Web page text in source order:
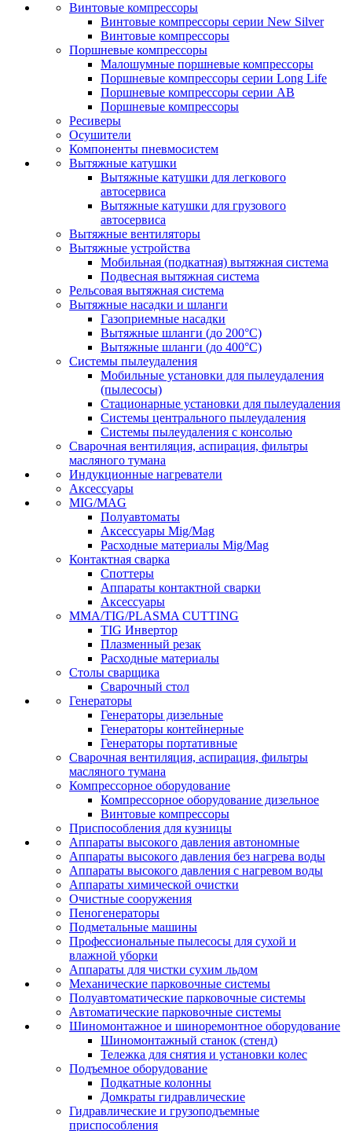
Винтовые компрессоры
Винтовые компрессоры серии New Silver
Винтовые компрессоры
Поршневые компрессоры
Малошумные поршневые компрессоры
Поршневые компрессоры серии Long Life
Поршневые компрессоры серии AB
Поршневые компрессоры
Ресиверы
Осушители
Компоненты пневмосистем
Вытяжные катушки
Вытяжные катушки для легкового
автосервиса
Вытяжные катушки для грузового
автосервиса
Вытяжные вентиляторы
Вытяжные устройства
Мобильная (подкатная) вытяжная система
Подвесная вытяжная система
Рельсовая вытяжная система
Вытяжные насадки и шланги
Газоприемные насадки
Вытяжные шланги (до 200°C)
Вытяжные шланги (до 400°C)
Системы пылеудаления
Мобильные установки для пылеудаления
(пылесосы)
Стационарные установки для пылеудаления
Системы центрального пылеудаления
Системы пылеудаления с консолью
Сварочная вентиляция, аспирация, фильтры
масляного тумана
Индукционные нагреватели
Аксессуары
MIG/MAG
Полуавтоматы
Аксессуары Mig/Mag
Расходные материалы Mig/Mag
Контактная сварка
Споттеры
Аппараты контактной сварки
Аксессуары
MMA/TIG/PLASMA CUTTING
TIG Инвертор
Плазменный резак
Расходные материалы
Столы сварщика
Сварочный стол
Генераторы
Генераторы дизельные
Генераторы контейнерные
Генераторы портативные
Сварочная вентиляция, аспирация, фильтры
масляного тумана
Компрессорное оборудование
Компрессорное оборудование дизельное
Винтовые компрессоры
Приспособления для кузницы
Аппараты высокого давления автономные
Аппараты высокого давления без нагрева воды
Аппараты высокого давления с нагревом воды
Аппараты химической очистки
Очистные сооружения
Пеногенераторы
Подметальные машины
Профессиональные пылесосы для сухой и
влажной уборки
Аппараты для чистки сухим льдом
Механические парковочные системы
Полуавтоматические парковочные системы
Автоматические парковочные системы
Шиномонтажное и шиноремонтное оборудование
Шиномонтажный станок (стенд)
Тележка для снятия и установки колес
Подъемное оборудование
Подкатные колонны
Домкраты гидравлические
Гидравлические и грузоподъемные
приспособления